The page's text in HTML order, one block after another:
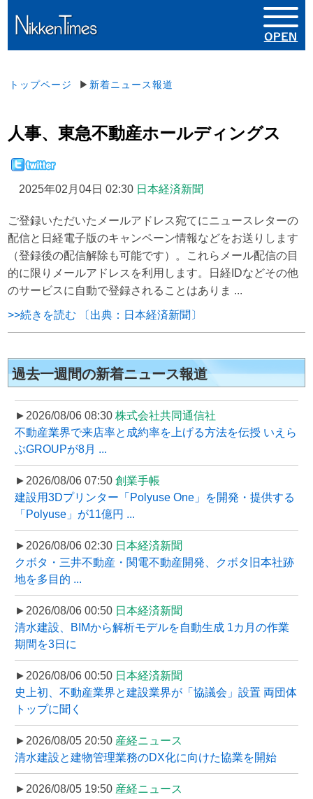
トップページ ▶ 新着ニュース報道
人事、東急不動産ホールディングス
2025年02月04日 02:30 日本経済新聞
ご登録いただいたメールアドレス宛てにニュースレターの
配信と日経電子版のキャンペーン情報などをお送りします
（登録後の配信解除も可能です）。これらメール配信の目
的に限りメールアドレスを利用します。日経IDなどその他
のサービスに自動で登録されることはありま ...
>>続きを読む 〔出典：日本経済新聞〕
過去一週間の新着ニュース報道
►2026/08/06 08:30 株式会社共同通信社
不動産業界で来店率と成約率を上げる方法を伝授 いえら
ぶGROUPが8月 ...
►2026/08/06 07:50 創業手帳
建設用3Dプリンター「Polyuse One」を開発・提供する
「Polyuse」が11億円 ...
►2026/08/06 02:30 日本経済新聞
クボタ・三井不動産・関電不動産開発、クボタ旧本社跡
地を多目的 ...
►2026/08/06 00:50 日本経済新聞
清水建設、BIMから解析モデルを自動生成 1カ月の作業
期間を3日に
►2026/08/06 00:50 日本経済新聞
史上初、不動産業界と建設業界が「協議会」設置 両団体
トップに聞く
►2026/08/05 20:50 産経ニュース
清水建設と建物管理業務のDX化に向けた協業を開始
►2026/08/05 19:50 産経ニュース